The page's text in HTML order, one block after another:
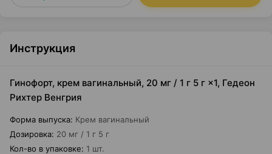
Инструкция
Гинофорт, крем вагинальный, 20 мг / 1 г 5 г ×1, Гедеон
Рихтер Венгрия
Форма выпуска: Крем вагинальный
Дозировка: 20 мг / 1 г 5 г
Кол-во в упаковке: 1 шт.